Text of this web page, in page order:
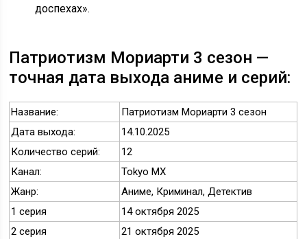
доспехах».
Патриотизм Мориарти 3 сезон —
точная дата выхода аниме и серий:
Название:
Патриотизм Мориарти 3 сезон
Дата выхода:
14.10.2025
Количество серий:
12
Канал:
Tokyo MX
Жанр:
Аниме, Криминал, Детектив
1 серия
14 октября 2025
2 серия
21 октября 2025